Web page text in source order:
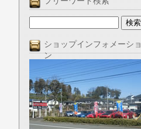
ショップインフォメーショ
ン